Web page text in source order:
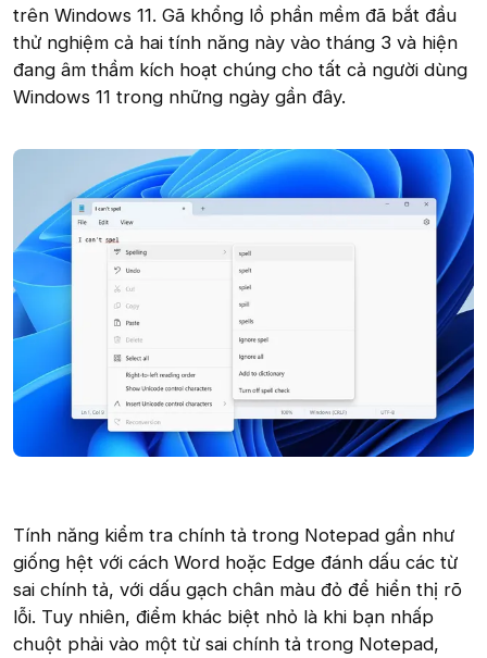
trên Windows 11. Gã khổng lồ phần mềm đã bắt đầu
thử nghiệm cả hai tính năng này vào tháng 3 và hiện
đang âm thầm kích hoạt chúng cho tất cả người dùng
Windows 11 trong những ngày gần đây.
Tính năng kiểm tra chính tả trong Notepad gần như
giống hệt với cách Word hoặc Edge đánh dấu các từ
sai chính tả, với dấu gạch chân màu đỏ để hiển thị rõ
lỗi. Tuy nhiên, điểm khác biệt nhỏ là khi bạn nhấp
chuột phải vào một từ sai chính tả trong Notepad,